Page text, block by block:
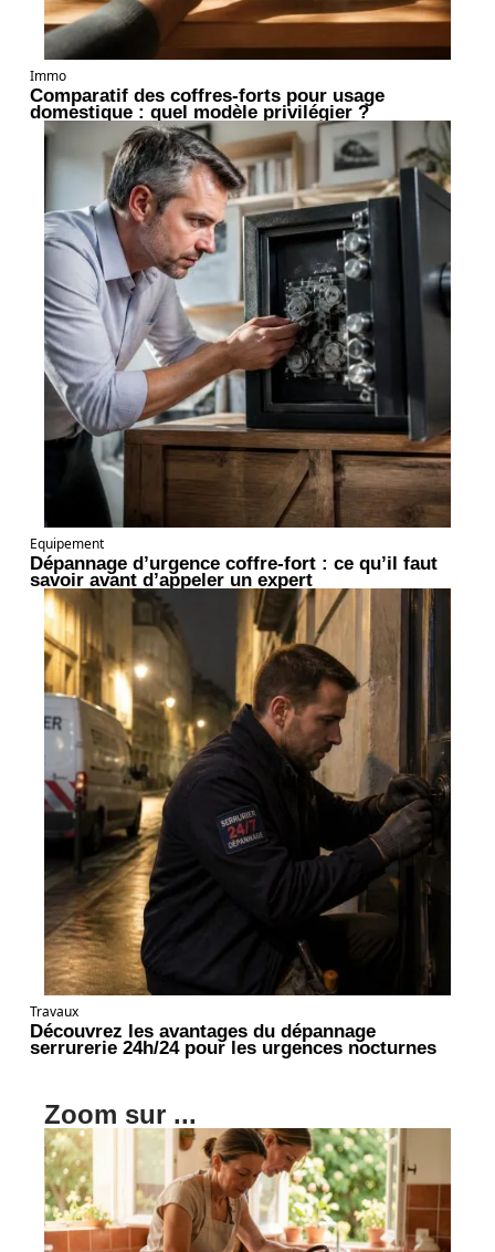
Immo
Comparatif des coffres-forts pour usage
domestique : quel modèle privilégier ?
Equipement
Dépannage d’urgence coffre-fort : ce qu’il faut
savoir avant d’appeler un expert
Travaux
Découvrez les avantages du dépannage
serrurerie 24h/24 pour les urgences nocturnes
Zoom sur ...